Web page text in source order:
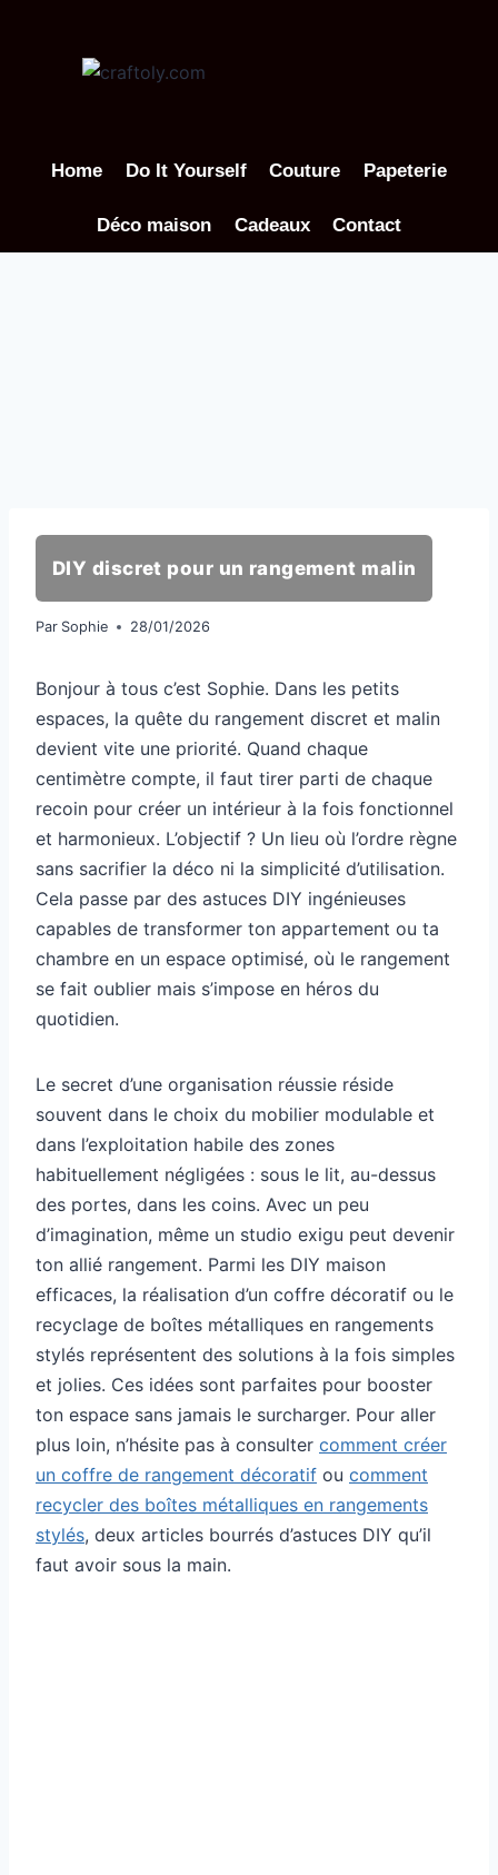
Home Do It Yourself Couture Papeterie
Déco maison Cadeaux Contact
DIY discret pour un rangement malin
Par Sophie 28/01/2026
Bonjour à tous c’est Sophie. Dans les petits
espaces, la quête du rangement discret et malin
devient vite une priorité. Quand chaque
centimètre compte, il faut tirer parti de chaque
recoin pour créer un intérieur à la fois fonctionnel
et harmonieux. L’objectif ? Un lieu où l’ordre règne
sans sacrifier la déco ni la simplicité d’utilisation.
Cela passe par des astuces DIY ingénieuses
capables de transformer ton appartement ou ta
chambre en un espace optimisé, où le rangement
se fait oublier mais s’impose en héros du
quotidien.
Le secret d’une organisation réussie réside
souvent dans le choix du mobilier modulable et
dans l’exploitation habile des zones
habituellement négligées : sous le lit, au-dessus
des portes, dans les coins. Avec un peu
d’imagination, même un studio exigu peut devenir
ton allié rangement. Parmi les DIY maison
efficaces, la réalisation d’un coffre décoratif ou le
recyclage de boîtes métalliques en rangements
stylés représentent des solutions à la fois simples
et jolies. Ces idées sont parfaites pour booster
ton espace sans jamais le surcharger. Pour aller
plus loin, n’hésite pas à consulter comment créer
un coffre de rangement décoratif ou comment
recycler des boîtes métalliques en rangements
stylés, deux articles bourrés d’astuces DIY qu’il
faut avoir sous la main.